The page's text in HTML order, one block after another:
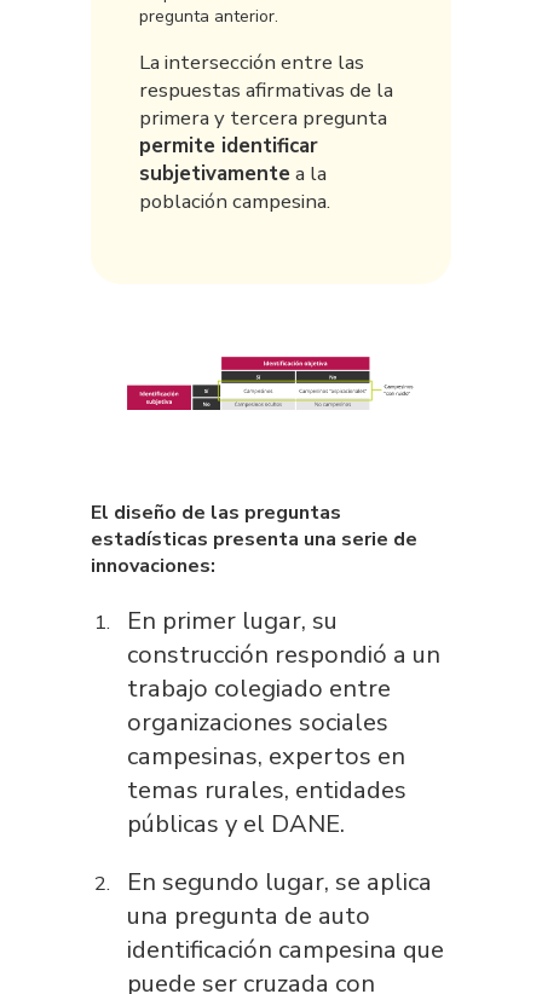
pregunta anterior.
La intersección entre las
respuestas afirmativas de la
primera y tercera pregunta
permite identificar
subjetivamente a la
población campesina.
El diseño de las preguntas
estadísticas presenta una serie de
innovaciones:
En primer lugar, su
construcción respondió a un
trabajo colegiado entre
organizaciones sociales
campesinas, expertos en
temas rurales, entidades
públicas y el DANE.
En segundo lugar, se aplica
una pregunta de auto
identificación campesina que
puede ser cruzada con